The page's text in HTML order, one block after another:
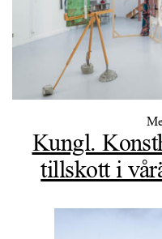
Kungl.
tillskott i